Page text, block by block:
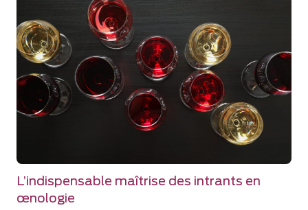
L’indispensable maîtrise des intrants en
œnologie